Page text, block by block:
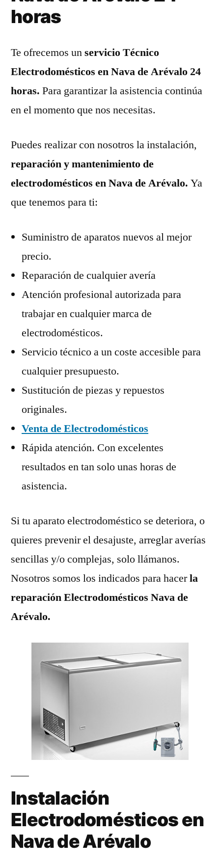
horas
Te ofrecemos unservicio Técnico
Electrodomésticos en Nava de Arévalo 24
horas. Para garantizar la asistencia continúa
en el momento que nos necesitas.
Puedes realizar con nosotros la instalación,
reparación y mantenimiento de
electrodomésticos en Nava de Arévalo. Ya
que tenemos para ti:
Suministro de aparatos nuevos al mejor
precio.
Reparación de cualquier avería
Atención profesional autorizada para
trabajar en cualquier marca de
electrodomésticos.
Servicio técnico a un coste accesible para
cualquier presupuesto.
Sustitución de piezas y repuestos
originales.
Venta de Electrodomésticos
Rápida atención. Con excelentes
resultados en tan solo unas horas de
asistencia.
Si tu aparato electrodoméstico se deteriora, o
quieres prevenir el desajuste, arreglar averías
sencillas y/o complejas, solo llámanos.
Nosotros somos los indicados para hacerla
reparación Electrodomésticos Nava de
Arévalo.
Instalación
Electrodomésticos en
Nava de Arévalo